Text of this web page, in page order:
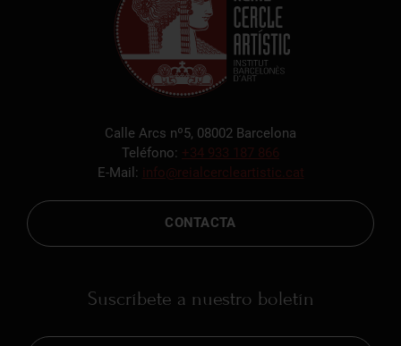
Calle Arcs nº5, 08002 Barcelona
Teléfono: +34 933 187 866
E-Mail: info@reialcercleartistic.cat
CONTACTA
Suscríbete a nuestro boletín